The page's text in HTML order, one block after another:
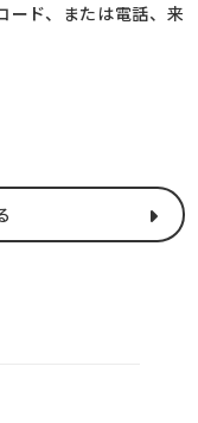
ード、または電話、来